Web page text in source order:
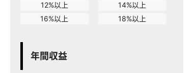
12%以上
14%以上
16%以上
18%以上
年間収益